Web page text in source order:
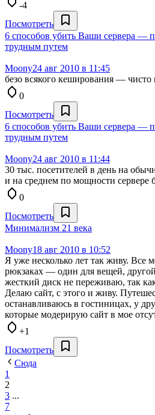
-4
Посмотреть
6 способов убить Ваши сервера —
трудным путем
Moony24 авг 2010 в 11:45
безо всякого кеширования — чисто
0
Посмотреть
6 способов убить Ваши сервера —
трудным путем
Moony24 авг 2010 в 11:44
30 тыс. посетителей в день на
и на среднем по мощности сервере
0
Посмотреть
Минимализм 21 века
Moony18 авг 2010 в 10:52
Я уже несколько лет так живу. Все
рюкзаках — один для вещей,
жесткий диск не переживаю, так
Делаю сайт, с этого и живу.
останавливаюсь в гостиницах, у
которые модерирую сайт в мое
+1
Посмотреть
Сюда
1
2
3 ...
7